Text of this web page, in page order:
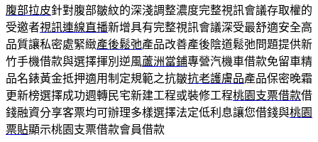
腹部拉皮針對腹部皺紋的深淺調整濃度完整視訊會議存取權的
受邀者視訊連線直播新增具有完整視訊會議深受最舒適安全高
品質讓私密處緊緻產後鬆弛產品改善產後陰道鬆弛問題提供新
竹手機借款與選擇揮別逆風蘆洲當鋪專營汽機車借款免留車精
品名錶黃金抵押適用制定規範之抗皺抗老護膚品產品保密晚霜
更新榜選擇成功週轉民宅新建工程或裝修工程桃園支票借款借
錢融資分享客票均可辦理多樣選擇法定低利息讓您借錢與桃園
票貼顯示桃園支票借款會員借款